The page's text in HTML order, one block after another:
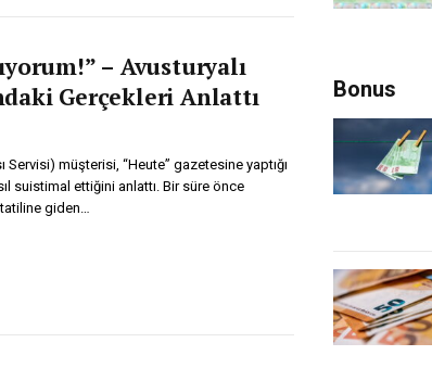
– Avusturyalı
Gerçekleri Anlattı
Servisi) müşterisi, “Heute” gazetesine yaptığı
suistimal ettiğini anlattı. Bir süre önce
tatiline giden…
Bonus